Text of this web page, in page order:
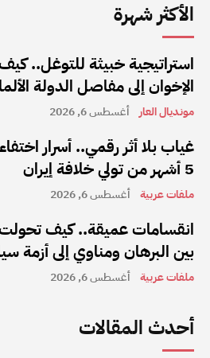
الأكثر شهرة
استراتيجية خبيثة للتوغل..
الإخوان إلى مفاصل الدولة
مونديال العار أغسطس 6, 2026
غياب بلا أثر رقمي.. أسرار
5 أشهر من تولي خلافة إيران
ملفات عربية أغسطس 6, 2026
انقسامات عميقة.. كيف تحولت
بين البرهان ومناوي إلى أزمة
ملفات عربية أغسطس 6, 2026
أحدث المقالات